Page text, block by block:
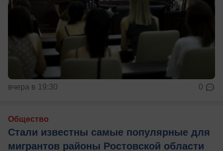
вчера в 19:30 0
Общество
Стали известны самые популярные для
мигрантов районы Ростовской области